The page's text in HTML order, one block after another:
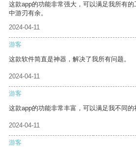
这款app的功能非常强大，可以满足我所有
中游刃有余。
2024-04-11
游客
这款软件简直是神器，解决了我所有问题。
2024-04-11
游客
这款app的功能非常丰富，可以满足我不同的
2024-04-11
游客